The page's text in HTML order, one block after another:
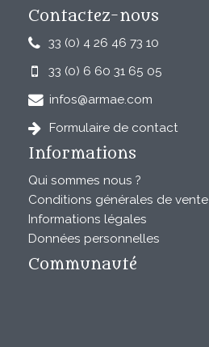
Contactez-nous
33 (0) 4 26 46 73 10
33 (0) 6 60 31 65 05
infos@armae.com
Formulaire de contact
Informations
Qui sommes nous ?
Conditions générales de vente
Informations légales
Données personnelles
Communauté